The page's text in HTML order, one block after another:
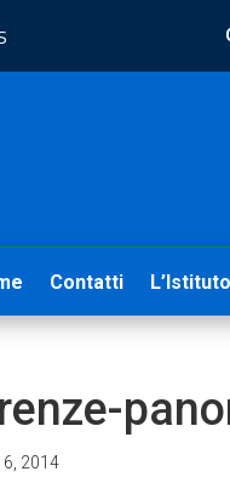
Contatti L’Istituto
6, 2014